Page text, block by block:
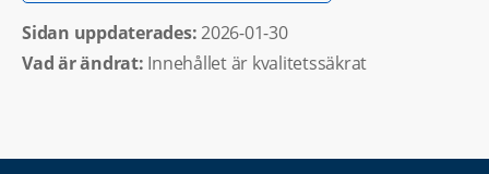
Sidan uppdaterades: 2026-01-30
Vad är ändrat: Innehållet är kvalitetssäkrat